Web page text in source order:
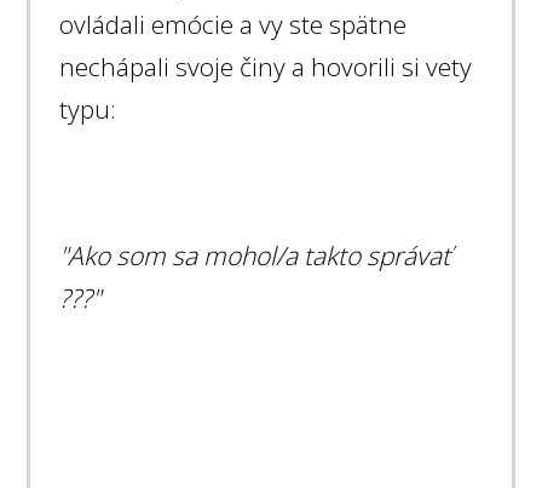
ovládali emócie a vy ste spätne
nechápali svoje činy a hovorili si vety
typu:
"Ako som sa mohol/a takto správať
???"